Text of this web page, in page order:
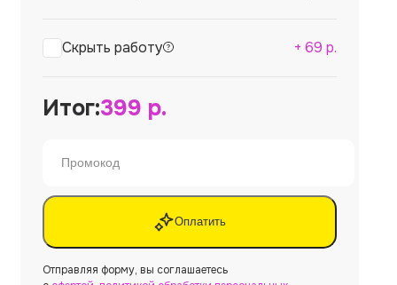
Скрыть работу + 69 р.
Итог:399 р.
Оплатить
Отправляя форму, вы соглашаетесь